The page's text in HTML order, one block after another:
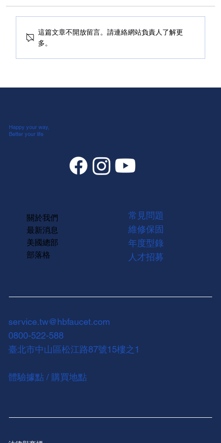
這篇文章不開放留言。請連絡網站負責人了解更
多。
service.tw@hbfaucet.com
0800-522-588
臺北市中山區松江路87號15樓之1
體驗據點 / 購買地點
Happy your way,
Better your life
關於我們
最新消息
美國總部
部落格
常見問題
維修保固
年度型錄
人才招募